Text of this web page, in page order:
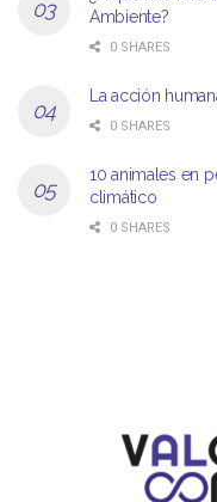
Ambiente?
0 SHARES
La acción
0 SHARES
10 animales en
climático
0 SHARES